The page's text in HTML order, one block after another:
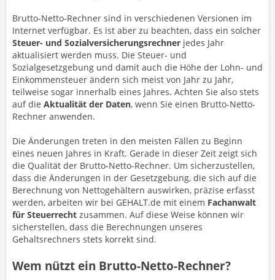
Brutto-Netto-Rechner sind in verschiedenen Versionen im
Internet verfügbar. Es ist aber zu beachten, dass ein solcher
Steuer- und Sozialversicherungsrechner jedes Jahr
aktualisiert werden muss. Die Steuer- und
Sozialgesetzgebung und damit auch die Höhe der Lohn- und
Einkommensteuer ändern sich meist von Jahr zu Jahr,
teilweise sogar innerhalb eines Jahres. Achten Sie also stets
auf die Aktualität der Daten, wenn Sie einen Brutto-Netto-
Rechner anwenden.
Die Änderungen treten in den meisten Fällen zu Beginn
eines neuen Jahres in Kraft. Gerade in dieser Zeit zeigt sich
die Qualität der Brutto-Netto-Rechner. Um sicherzustellen,
dass die Änderungen in der Gesetzgebung, die sich auf die
Berechnung von Nettogehältern auswirken, präzise erfasst
werden, arbeiten wir bei GEHALT.de mit einem Fachanwalt
für Steuerrecht zusammen. Auf diese Weise können wir
sicherstellen, dass die Berechnungen unseres
Gehaltsrechners stets korrekt sind.
Wem nützt ein Brutto-Netto-Rechner?